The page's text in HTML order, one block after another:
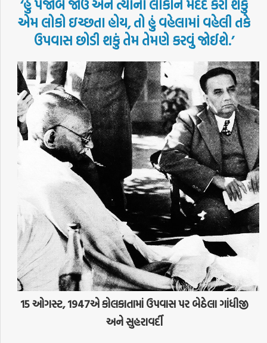
‘હુંપંજાબ જાઉંઅને ત્યાંના લોકોને મદદકરી શકું
એમ લોકો ઇચ્છતા હોય,તો હુંવહેલામાં વહેલી તકે
ઉપવાસ છોડી શકુંતેમ તેમણે કરવુંજોઈશે.’
15ઓગસ્ટ, 1947એકોલકાતામાં ઉપવાસપર બેઠેલા ગાંધીજી
અનેસુહરાવર્દી